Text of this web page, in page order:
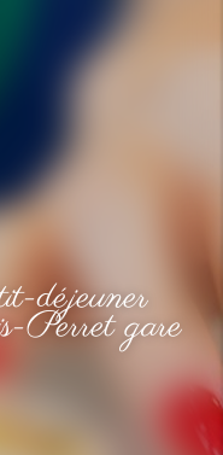
déjeuner
Perret gare